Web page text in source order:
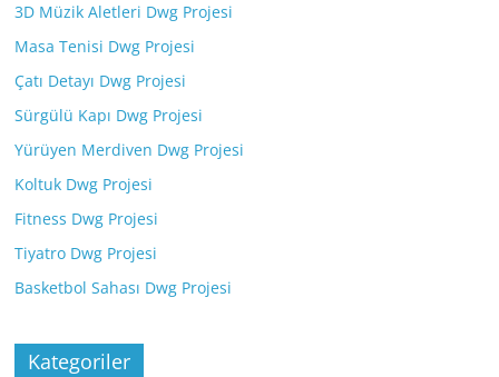
3D Müzik Aletleri Dwg Projesi
Masa Tenisi Dwg Projesi
Çatı Detayı Dwg Projesi
Sürgülü Kapı Dwg Projesi
Yürüyen Merdiven Dwg Projesi
Koltuk Dwg Projesi
Fitness Dwg Projesi
Tiyatro Dwg Projesi
Basketbol Sahası Dwg Projesi
Kategoriler